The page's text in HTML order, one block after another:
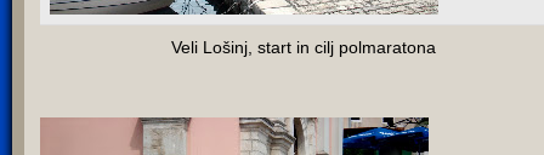
Veli Lošinj, start in cilj polmaratona